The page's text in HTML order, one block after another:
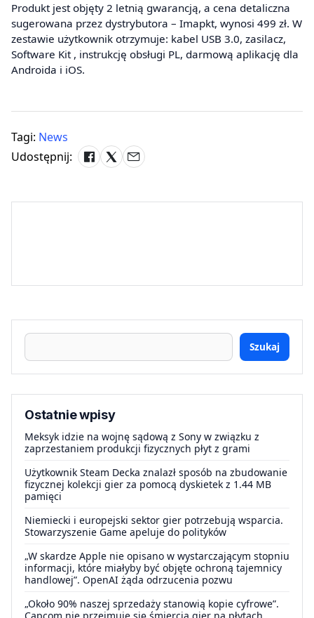
Produkt jest objęty 2 letnią gwarancją, a cena detaliczna
sugerowana przez dystrybutora – Imapkt, wynosi 499 zł. W
zestawie użytkownik otrzymuje: kabel USB 3.0, zasilacz,
Software Kit , instrukcję obsługi PL, darmową aplikację dla
Androida i iOS.
Tagi: News
Udostępnij:
Szukaj
Ostatnie wpisy
Meksyk idzie na wojnę sądową z Sony w związku z
zaprzestaniem produkcji fizycznych płyt z grami
Użytkownik Steam Decka znalazł sposób na zbudowanie
fizycznej kolekcji gier za pomocą dyskietek z 1.44 MB
pamięci
Niemiecki i europejski sektor gier potrzebują wsparcia.
Stowarzyszenie Game apeluje do polityków
„W skardze Apple nie opisano w wystarczającym stopniu
informacji, które miałyby być objęte ochroną tajemnicy
handlowej”. OpenAI żąda odrzucenia pozwu
„Około 90% naszej sprzedaży stanowią kopie cyfrowe”.